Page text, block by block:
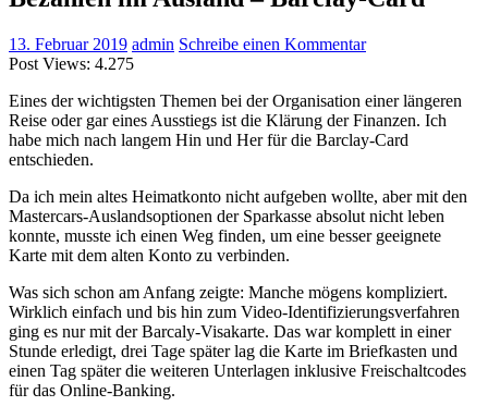
13. Februar 2019 admin Schreibe einen Kommentar
Post Views: 4.275
Eines der wichtigsten Themen bei der Organisation einer längeren
Reise oder gar eines Ausstiegs ist die Klärung der Finanzen. Ich
habe mich nach langem Hin und Her für die Barclay-Card
entschieden.
Da ich mein altes Heimatkonto nicht aufgeben wollte, aber mit den
Mastercars-Auslandsoptionen der Sparkasse absolut nicht leben
konnte, musste ich einen Weg finden, um eine besser geeignete
Karte mit dem alten Konto zu verbinden.
Was sich schon am Anfang zeigte: Manche mögens kompliziert.
Wirklich einfach und bis hin zum Video-Identifizierungsverfahren
ging es nur mit der Barcaly-Visakarte. Das war komplett in einer
Stunde erledigt, drei Tage später lag die Karte im Briefkasten und
einen Tag später die weiteren Unterlagen inklusive Freischaltcodes
für das Online-Banking.